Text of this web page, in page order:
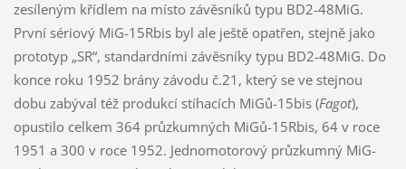
zesíleným křídlem na místo závěsníků typu BD2-48MiG.
První sériový MiG-15Rbis byl ale ještě opatřen, stejně jako
prototyp „SR“, standardními závěsníky typu BD2-48MiG. Do
konce roku 1952 brány závodu č.21, který se ve stejnou
dobu zabýval též produkcí stíhacích MiGů-15bis (Fagot),
opustilo celkem 364 průzkumných MiGů-15Rbis, 64 v roce
1951 a 300 v roce 1952. Jednomotorový průzkumný MiG-